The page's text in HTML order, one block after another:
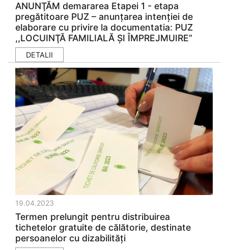
ANUNŢĂM demararea Etapei 1 - etapa
pregătitoare PUZ – anunţarea intenţiei de
elaborare cu privire la documentatia: PUZ
,,LOCUINŢĂ FAMILIALĂ ŞI ÎMPREJMUIRE”
DETALII
19.04.2023
Termen prelungit pentru distribuirea
tichetelor gratuite de călătorie, destinate
persoanelor cu dizabilități